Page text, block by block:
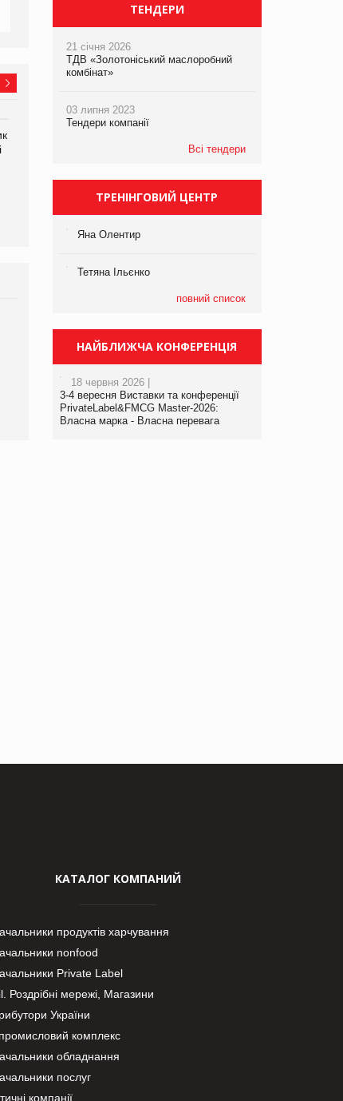
виробництва
компанії «УкраМарин»
Брагина Людмила
Просування компанії на
www.trademaster.ua.
правила. Особливості.
ТЕНДЕРИ
21 січня 2026
ТДВ «Золотоніський маслоробний
комбінат»
03 липня 2023
Тендери компанії
Всі тендери
ТРЕНІНГОВИЙ ЦЕНТР
Яна Олентир
Тетяна Ільєнко
повний список
НАЙБЛИЖЧА КОНФЕРЕНЦІЯ
18 червня 2026 |
3-4 вересня Виставки та конференції
PrivateLabel&FMCG Master-2026:
Власна марка - Власна перевага
КАТАЛОГ КОМПАНИЙ
продуктів харчування
nonfood
Private Label
Роздрібні мережі, Магазини
України
комплекс
обладнання
послуг
компанії